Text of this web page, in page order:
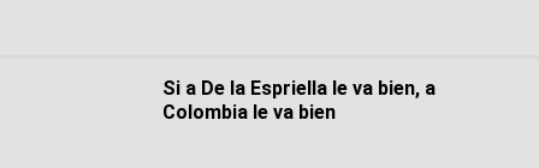
Si a De la Espriella le va bien, a
Colombia le va bien